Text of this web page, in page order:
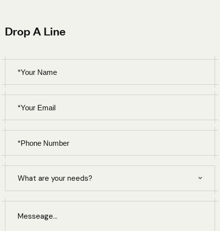
Drop A Line
What are your needs?